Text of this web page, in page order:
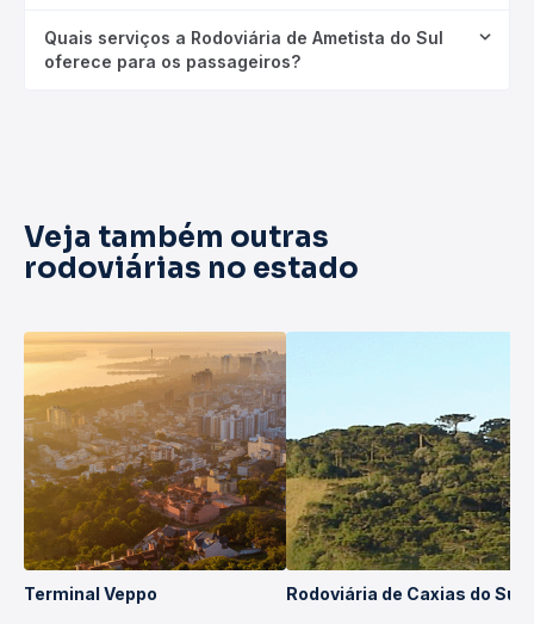
Quais serviços a Rodoviária de Ametista do Sul
oferece para os passageiros?
Veja também outras
rodoviárias no estado
Terminal Veppo Rodoviária de Caxias do Sul